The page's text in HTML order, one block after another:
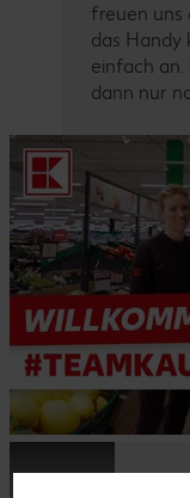
freuen uns
das Handy
einfach
dann nur